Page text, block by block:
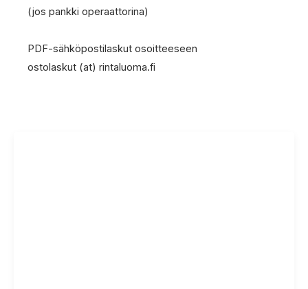
(jos pankki operaattorina)
PDF-sähköpostilaskut osoitteeseen
ostolaskut (at) rintaluoma.fi